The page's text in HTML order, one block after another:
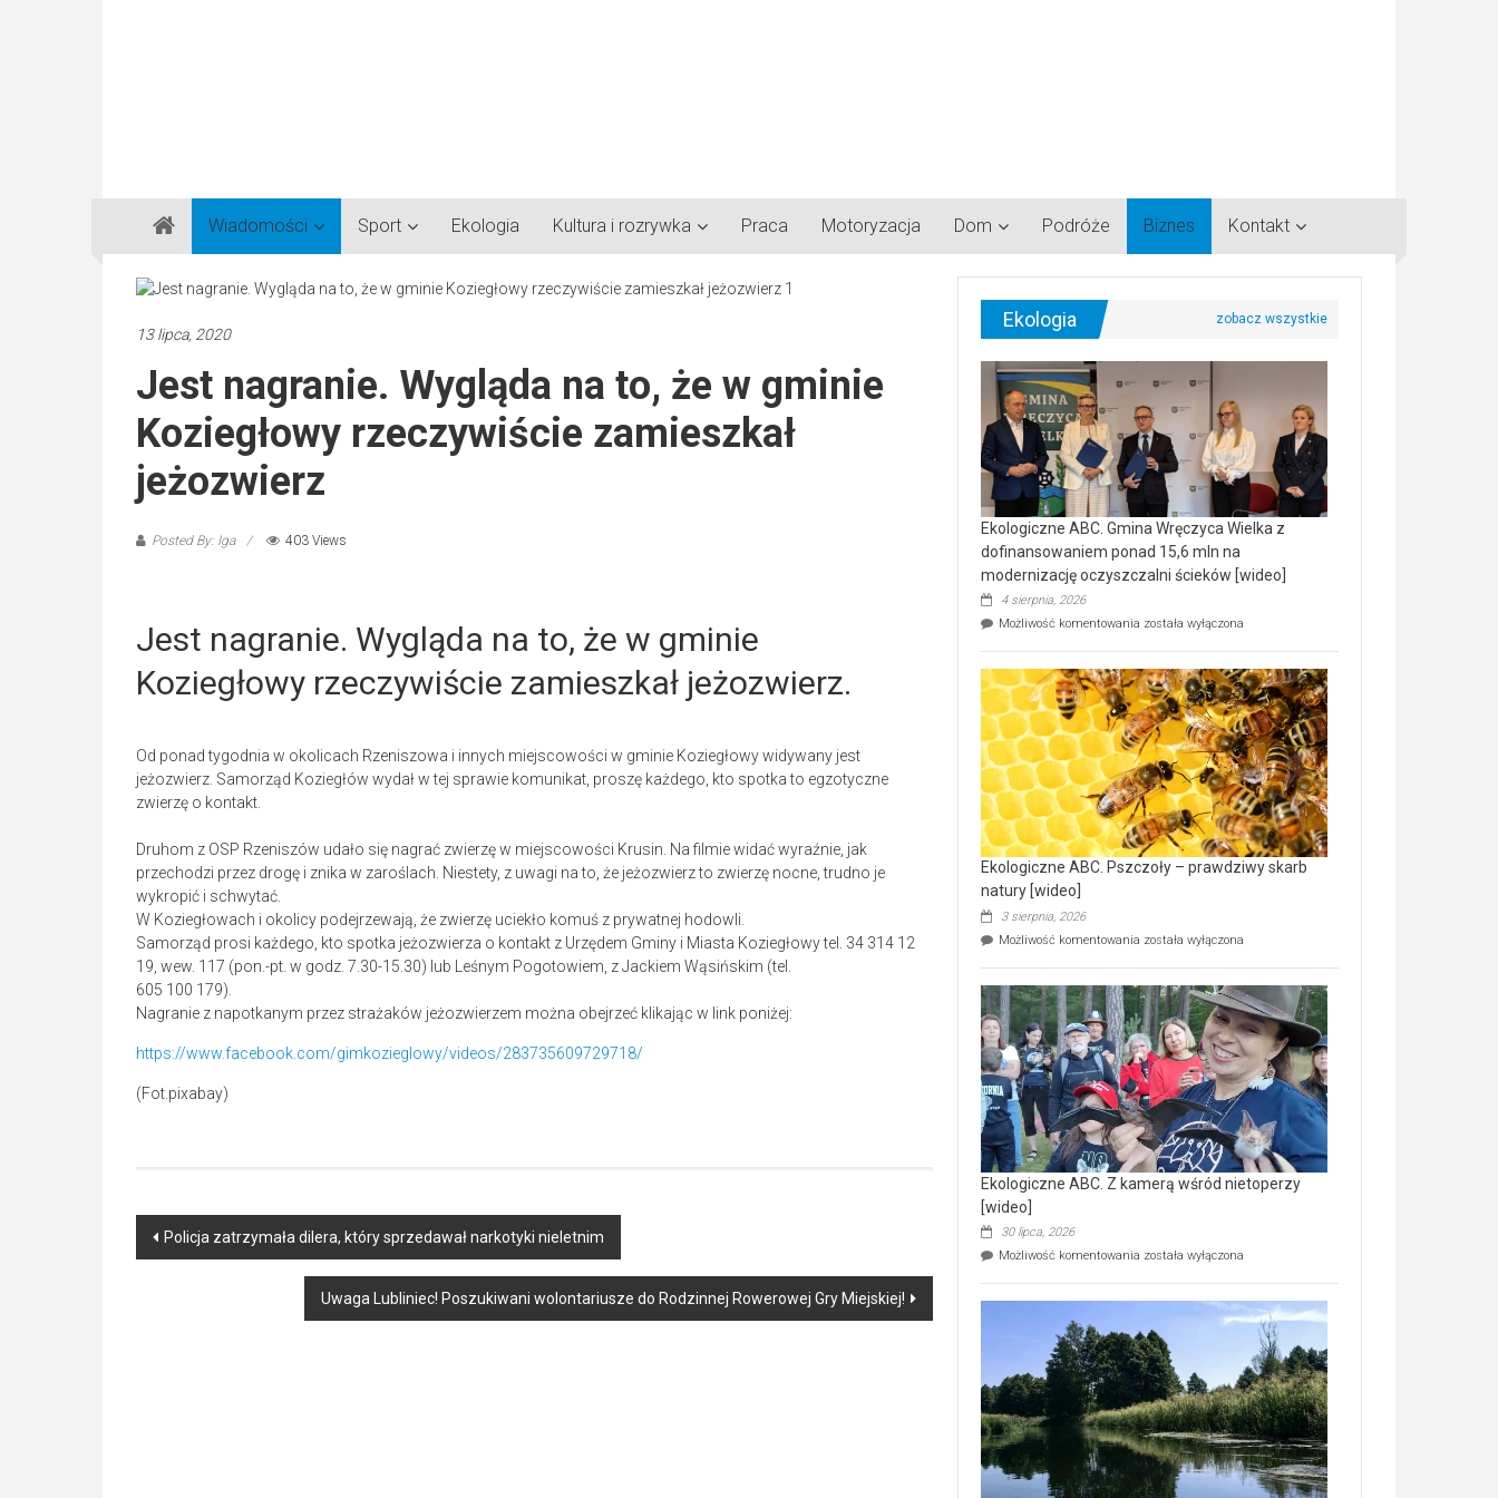
Gazeta
Regionalna
Częstochowa,
Lubliniec,
Wiadomości Sport Ekologia Kultura i rozrywka Praca Motoryzacja Dom Podróże Biznes Kontakt
13 lipca, 2020
Jest nagranie. Wygląda na to, że w gminie
Koziegłowy rzeczywiście zamieszkał
jeżozwierz
Posted By: Iga 403 Views
Jest nagranie. Wygląda na to, że w gminie
Koziegłowy rzeczywiście zamieszkał jeżozwierz.
Od ponad tygodnia w okolicach Rzeniszowa i innych miejscowości w gminie Koziegłowy widywany jest
jeżozwierz. Samorząd Koziegłów wydał w tej sprawie komunikat, proszę każdego, kto spotka to egzotyczne
zwierzę o kontakt.
Druhom z OSP Rzeniszów udało się nagrać zwierzę w miejscowości Krusin. Na filmie widać wyraźnie, jak
przechodzi przez drogę i znika w zaroślach. Niestety, z uwagi na to, że jeżozwierz to zwierzę nocne, trudno je
wykropić i schwytać.
W Koziegłowach i okolicy podejrzewają, że zwierzę uciekło komuś z prywatnej hodowli.
Samorząd prosi każdego, kto spotka jeżozwierza o kontakt z Urzędem Gminy i Miasta Koziegłowy tel. 34 314 12
19, wew. 117 (pon.-pt. w godz. 7.30-15.30) lub Leśnym Pogotowiem, z Jackiem Wąsińskim (tel.
605 100 179).
Nagranie z napotkanym przez strażaków jeżozwierzem można obejrzeć klikając w link poniżej:
https://www.facebook.com/gimkozieglowy/videos/283735609729718/
(Fot.pixabay)
Post
Policja zatrzymała dilera, który sprzedawał narkotyki nieletnim
Uwaga Lubliniec! Poszukiwani wolontariusze do Rodzinnej Rowerowej Gry Miejskiej!
Ekologia
Ekologiczne ABC. Gmina Wręczyca Wielka z
dofinansowaniem ponad 15,6 mln na
modernizację oczyszczalni ścieków [wideo]
4 sierpnia, 2026
Możliwość komentowania Ekologiczne
Wręczyca
Wielka
z
dofinansowaniem
ponad
15,6
mln
na
modernizację
oczyszczalni
ścieków
[wideo]
została wyłączona
Ekologiczne ABC. Pszczoły – prawdziwy skarb
natury [wideo]
3 sierpnia, 2026
Możliwość komentowania Ekologiczne
–
prawdziwy
skarb
natury
[wideo]
została wyłączona
Ekologiczne ABC. Z kamerą wśród nietoperzy
[wideo]
30 lipca, 2026
Możliwość komentowania Ekologiczne
wśród
nietoperzy
[wideo]
została wyłączona